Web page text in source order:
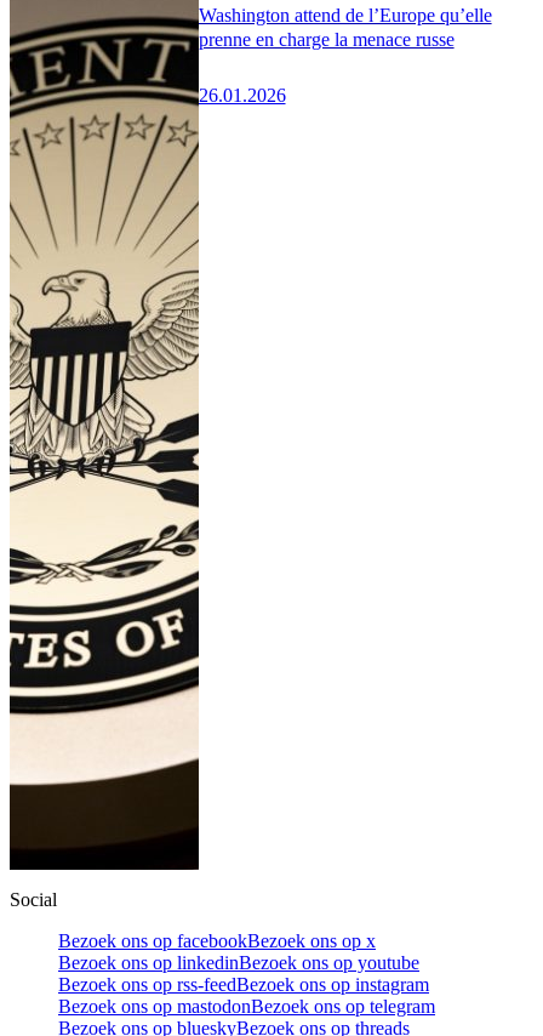
Washington attend de l’Europe qu’elle
prenne en charge la menace russe
26.01.2026
Social
Bezoek ons op facebookBezoek ons op x
Bezoek ons op linkedinBezoek ons op youtube
Bezoek ons op rss-feedBezoek ons op instagram
Bezoek ons op mastodonBezoek ons op telegram
Bezoek ons op blueskyBezoek ons op threads